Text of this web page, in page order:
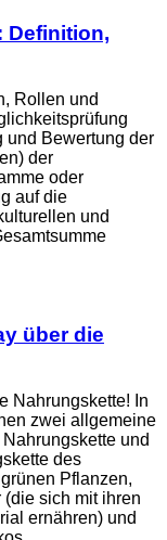
Definition,
Rollen und
und Bewertung der
der
oder
auf die
und
über die
Nahrungskette! In
zwei allgemeine
und
des
Pflanzen,
sich mit ihren
ernähren) und